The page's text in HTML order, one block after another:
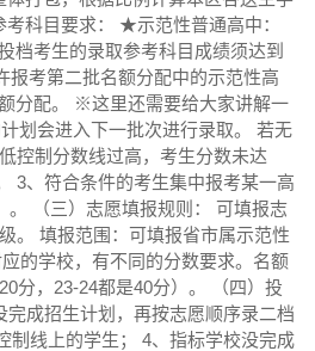
科目要求： ★示范性普通高中：
档考生的录取参考科目成绩须达到
考第二批名额分配中的示范性高
分配。 ※这里还需要给大家讲解一
划会进入下一批次进行录取。 若无
控制分数线过高，考生分数未达
3、符合条件的考生集中报考某一高
。 （三）志愿填报规则： 可填报志
。 填报范围：可填报省市属示范性
的学校，有不同的分数要求。名额
分，23-24都是40分）。 （四）投
成招生计划，再按志愿顺序录二档
制线上的学生； 4、指标学校没完成